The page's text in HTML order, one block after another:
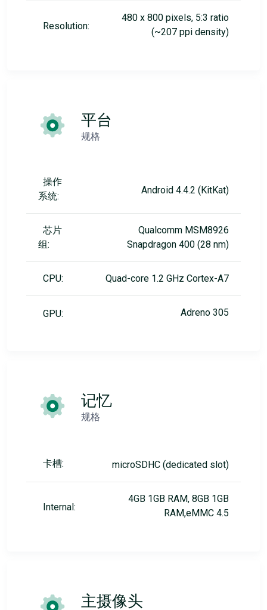
Resolution:
480 x 800 pixels, 5:3 ratio
(~207 ppi density)
平台
规格
操作
系统:
Android 4.4.2 (KitKat)
芯片
组:
Qualcomm MSM8926
Snapdragon 400 (28 nm)
CPU: Quad-core 1.2 GHz Cortex-A7
GPU: Adreno 305
记忆
规格
卡槽: microSDHC (dedicated slot)
Internal:
4GB 1GB RAM, 8GB 1GB
RAM,eMMC 4.5
主摄像头